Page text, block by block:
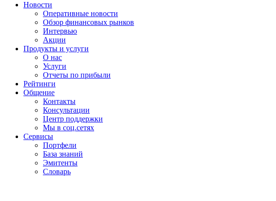
Новости
Оперативные новости
Обзор финансовых рынков
Интервью
Акции
Продукты и услуги
О нас
Услуги
Отчеты по прибыли
Рейтинги
Общение
Контакты
Консультации
Центр поддержки
Мы в соц.сетях
Сервисы
Портфели
База знаний
Эмитенты
Словарь